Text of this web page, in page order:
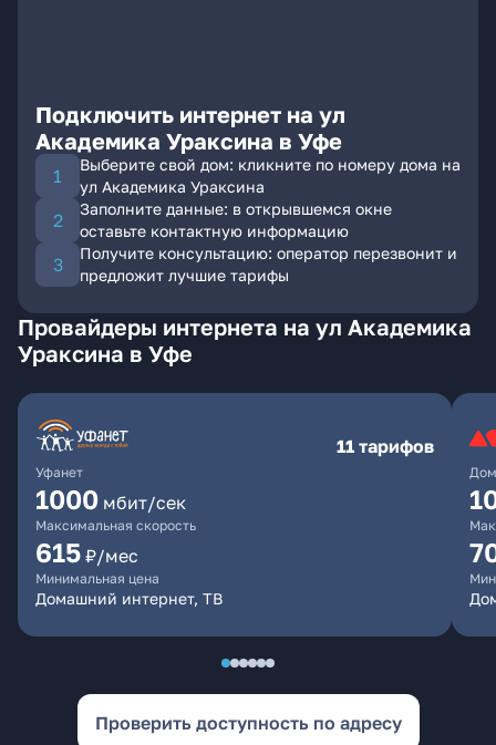
Подключить интернет на ул
Академика Ураксина в Уфе
Выберите свой дом: кликните по номеру дома на
ул Академика Ураксина
Заполните данные: в открывшемся окне
оставьте контактную информацию
Получите консультацию: оператор перезвонит и
предложит лучшие тарифы
Провайдеры интернета на ул Академика
Ураксина в Уфе
Уфанет
11 тарифов
1000 мбит/сек
Максимальная скорость
615 ₽/мес
Минимальная цена
Домашний интернет, ТВ
Проверить доступность по адресу